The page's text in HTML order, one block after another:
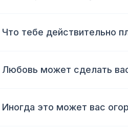
Что тебе действительно
Любовь может сделать
Иногда это может вас